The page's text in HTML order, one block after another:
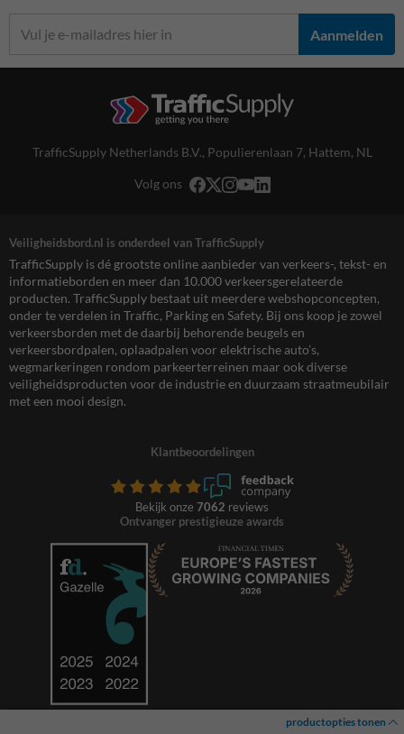
productopties tonen
Aanmelden
TrafficSupply Netherlands B.V., Populierenlaan 7, Hattem, NL
Volg ons
Veiligheidsbord.nl is onderdeel van TrafficSupply
TrafficSupply is dé grootste online aanbieder van verkeers-, tekst- en
informatieborden en meer dan 10.000 verkeersgerelateerde
producten. TrafficSupply bestaat uit meerdere webshopconcepten,
onder te verdelen in Traffic, Parking en Safety. Bij ons koop je zowel
verkeersborden met de daarbij behorende beugels en
verkeersbordpalen, oplaadpalen voor elektrische auto’s,
wegmarkeringen rondom parkeerterreinen maar ook diverse
veiligheidsproducten voor de industrie en duurzaam straatmeubilair
met een mooi design.
Klantbeoordelingen
Bekijk onze 7062 reviews
Ontvanger prestigieuze awards